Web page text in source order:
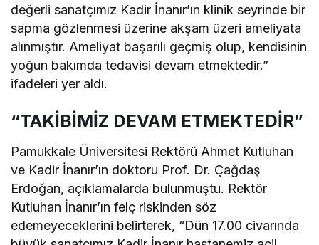
değerli sanatçımız Kadir İnanır’ın klinik seyrinde bir
sapma gözlenmesi üzerine akşam üzeri ameliyata
alınmıştır. Ameliyat başarılı geçmiş olup, kendisinin
yoğun bakımda tedavisi devam etmektedir.”
ifadeleri yer aldı.
“TAKİBİMİZ DEVAM ETMEKTEDİR”
Pamukkale Üniversitesi Rektörü Ahmet Kutluhan
ve Kadir İnanır’ın doktoru Prof. Dr. Çağdaş
Erdoğan, açıklamalarda bulunmuştu. Rektör
Kutluhan İnanır’ın felç riskinden söz
edemeyeceklerini belirterek, “Dün 17.00 civarında